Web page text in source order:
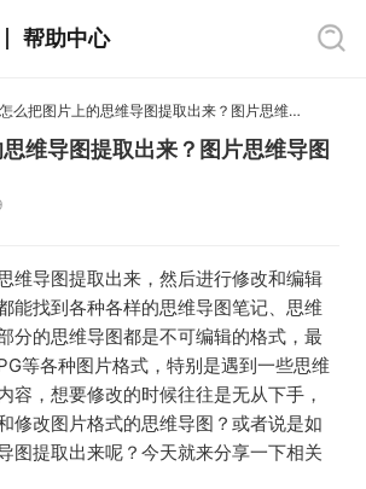
帮助中心
怎么把图片上的思维导图提取出来？图片思维导图如何编辑修改？
维导图提取出来？图片思维导图
维导图提取出来，然后进行修改和编辑
能找到各种各样的思维导图笔记、思维
分的思维导图都是不可编辑的格式，最
等各种图片格式，特别是遇到一些思维
容，想要修改的时候往往是无从下手，
修改图片格式的思维导图？或者说是如
图提取出来呢？今天就来分享一下相关